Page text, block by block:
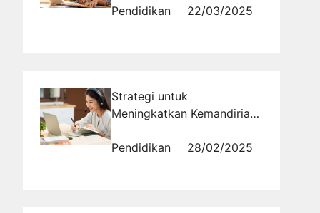
Pendidikan
22/03/2025
Strategi untuk
Meningkatkan Kemandirian
Menghadapi Ujian
Pendidikan 28/02/2025